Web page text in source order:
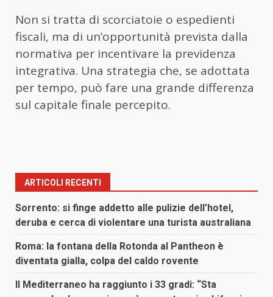
Non si tratta di scorciatoie o espedienti
fiscali, ma di un’opportunità prevista dalla
normativa per incentivare la previdenza
integrativa. Una strategia che, se adottata
per tempo, può fare una grande differenza
sul capitale finale percepito.
ARTICOLI RECENTI
Sorrento: si finge addetto alle pulizie dell’hotel,
deruba e cerca di violentare una turista australiana
Roma: la fontana della Rotonda al Pantheon è
diventata gialla, colpa del caldo rovente
Il Mediterraneo ha raggiunto i 33 gradi: “Sta